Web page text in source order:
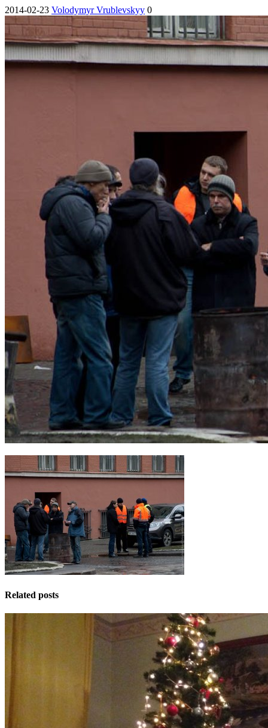
2014-02-23 Volodymyr Vrublevskyy 0
Related posts